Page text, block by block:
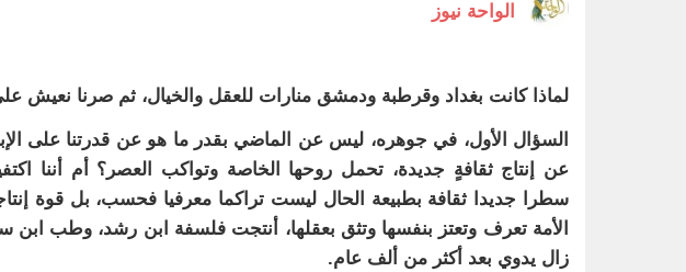
الواحة نيوز
لماذا كانت بغداد وقرطبة ودمشق منارات للعقل والخيال، ثم صرنا نعيش
السؤال الأول، في جوهره، ليس عن الماضي بقدر ما هو عن قدرتنا على
عن إنتاج ثقافةٍ جديدة، تحمل روحها الخاصة وتواكب العصر؟ أم أننا
سطرا جديدا ثقافة بطبيعة الحال ليست تراكما معرفيا فحسب، بل قوة
الأمة تعرف وتعتز بنفسها وتثق بعقلها، أنتجت فلسفة ابن رشد، وطب ابن
زال يدوي بعد أكثر من ألف عام.